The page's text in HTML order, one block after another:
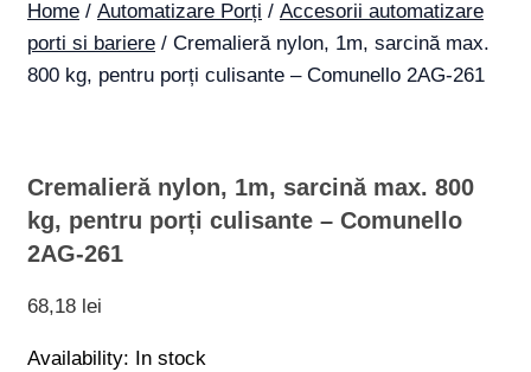
Home / Automatizare Porți / Accesorii automatizare
porti si bariere / Cremalieră nylon, 1m, sarcină max.
800 kg, pentru porți culisante – Comunello 2AG-261
Cremalieră nylon, 1m, sarcină max. 800
kg, pentru porți culisante – Comunello
2AG-261
68,18 lei
Availability: In stock
culisante
-
Comunello